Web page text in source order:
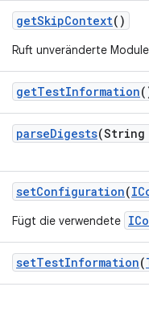
getSkipContext()
Ruft unveränderte
getTestInformation
parseDigests
setConfiguration(
Fügt die verwendete
setTestInformation(